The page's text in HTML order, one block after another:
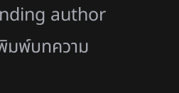
author
มพ์บทความ